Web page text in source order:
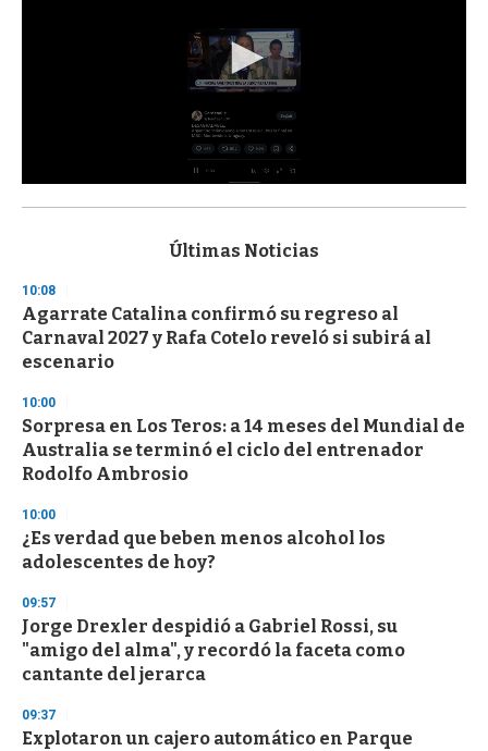
s
d
s
o
f
3
s
e
c
o
n
Últimas Noticias
10:08
Agarrate Catalina confirmó su regreso al
Carnaval 2027 y Rafa Cotelo reveló si subirá al
escenario
10:00
Sorpresa en Los Teros: a 14 meses del Mundial de
Australia se terminó el ciclo del entrenador
Rodolfo Ambrosio
10:00
¿Es verdad que beben menos alcohol los
adolescentes de hoy?
09:57
Jorge Drexler despidió a Gabriel Rossi, su
"amigo del alma", y recordó la faceta como
cantante del jerarca
09:37
Explotaron un cajero automático en Parque